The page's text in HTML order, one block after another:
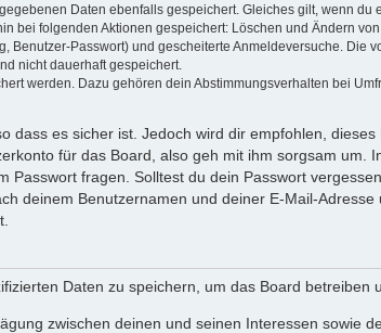
Daten ebenfalls gespeichert. Gleiches gilt, wenn du
bei folgenden Aktionen gespeichert: Löschen und Ändern
Passwort) und gescheiterte Anmeldeversuche. Die
nicht dauerhaft gespeichert.
werden. Dazu gehören dein Abstimmungsverhalten bei
dass es sicher ist. Jedoch wird dir empfohlen,
für das Board, also geh mit ihm sorgsam um.
fragen. Solltest du dein Passwort
deinem Benutzernamen und deiner E-Mail-
Daten zu speichern, um das Board betreiben
zwischen deinen und seinen Interessen sowie